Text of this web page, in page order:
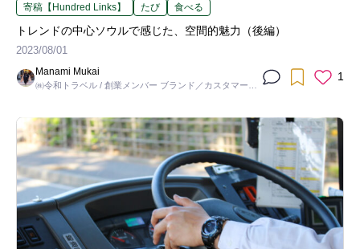
寄稿【Hundred Links】 たび 食べる
トレンドの中心ソウルで感じた、空間的魅力（後編）
2023/08/01
Manami Mukai
㈱令和トラベル / 創業メンバー ブランド／カスタマーコ
1